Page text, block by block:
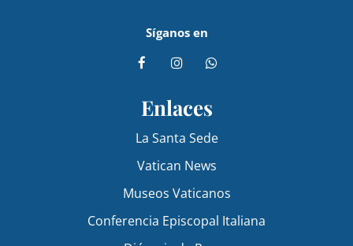
Síganos en
Enlaces
La Santa Sede
Vatican News
Museos Vaticanos
Conferencia Episcopal Italiana